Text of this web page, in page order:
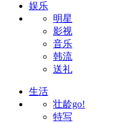
娱乐
明星
影视
音乐
韩流
送礼
生活
壮龄go!
特写